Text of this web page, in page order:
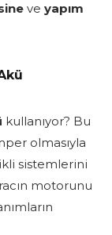
ve yapım
kullanıyor? Bu
olmasıyla
sistemlerini
motorunu